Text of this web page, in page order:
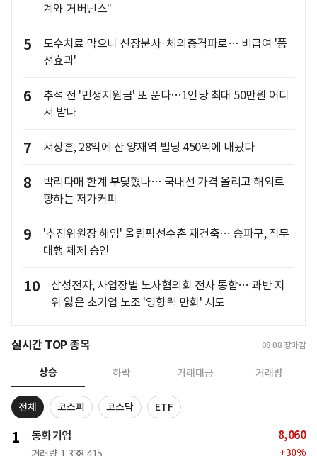
계와 거버넌스"
5
도수치료 막으니 신장분사·체외충격파로… 비급여 '풍
선효과'
6
추석 전 '민생지원금' 또 푼다…1인당 최대 50만원 어디
서 받나
7 서장훈, 28억에 산 양재역 빌딩 450억에 내놨다
8
박리다매 한계 부딪혔나… 국내선 가격 올리고 해외로
향하는 저가커피
9
'추진위원장 해임' 올림픽선수촌 재건축… 송파구, 직무
대행 체제 승인
10
삼성전자, 사업장별 노사협의회 전사 통합… 과반 지
위 잃은 초기업 노조 '영향력 만회' 시도
실시간 TOP 종목 08.08 장마감
상승 하락 거래대금 거래량
전체 코스피 코스닥 ETF
1 동화기업 8,060
+30%